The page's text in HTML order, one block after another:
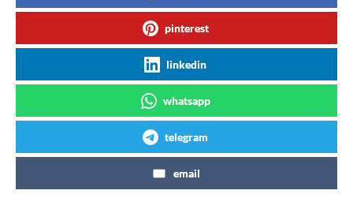
pinterest
linkedin
whatsapp
telegram
email